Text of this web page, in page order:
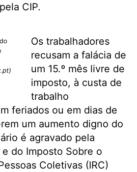
CIP.
Os trabalhadores
recusam a falácia de
um 15.º mês livre de
imposto, à custa de
trabalho
feriados ou em dias de
um aumento digno do
é agravado pela
do Imposto Sobre o
Coletivas (IRC)